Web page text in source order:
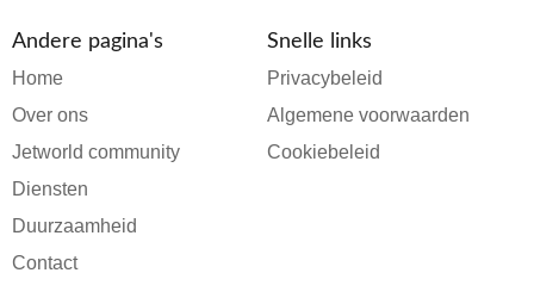
Andere pagina's
Home
Over ons
Jetworld community
Diensten
Duurzaamheid
Contact
Snelle links
Privacybeleid
Algemene voorwaarden
Cookiebeleid